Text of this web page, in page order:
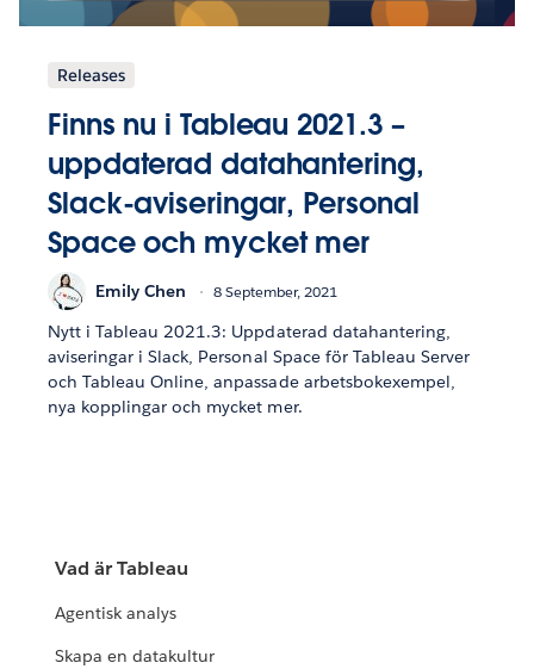
Releases
Finns nu i Tableau 2021.3 –
uppdaterad datahantering,
Slack-aviseringar, Personal
Space och mycket mer
Emily Chen 8 September, 2021
Nytt i Tableau 2021.3: Uppdaterad datahantering,
aviseringar i Slack, Personal Space för Tableau Server
och Tableau Online, anpassade arbetsbokexempel,
nya kopplingar och mycket mer.
Vad är Tableau
Agentisk analys
Skapa en datakultur